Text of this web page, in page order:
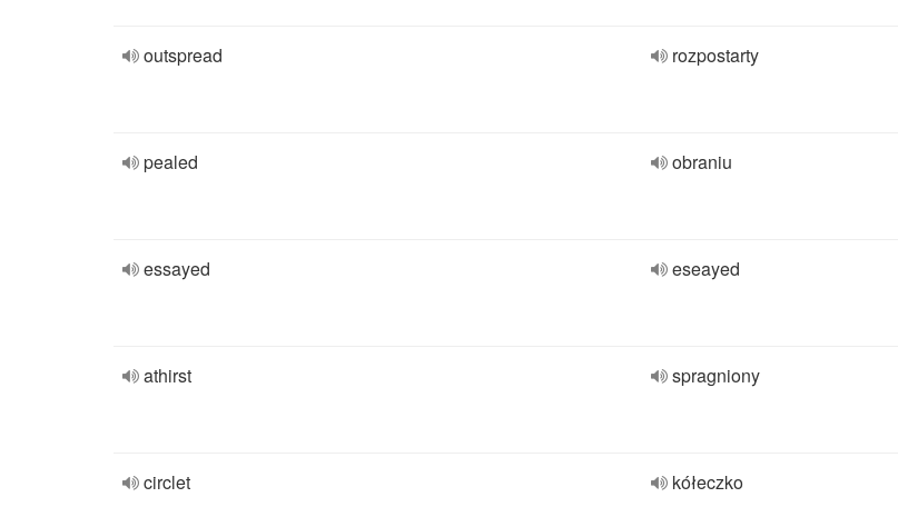
outspread rozpostarty
pealed obraniu
essayed eseayed
athirst spragniony
circlet kółeczko